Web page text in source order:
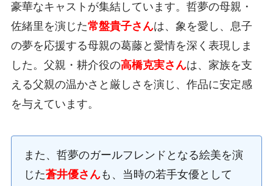
豪華なキャストが集結しています。哲夢の母親・
佐緒里を演じた常盤貴子さんは、象を愛し、息子
の夢を応援する母親の葛藤と愛情を深く表現しま
した。父親・耕介役の高橋克実さんは、家族を支
える父親の温かさと厳しさを演じ、作品に安定感
を与えています。
また、哲夢のガールフレンドとなる絵美を演
じた蒼井優さんも、当時の若手女優として